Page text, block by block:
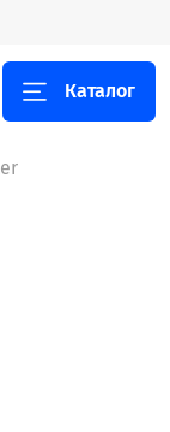
Каталог